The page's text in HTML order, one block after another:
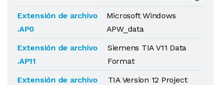
Extensión de archivo
.AP0
Microsoft Windows
APW_data
Extensión de archivo
.AP11
Siemens TIA V11 Data
Format
Extensión de archivo
TIA Version 12 Project